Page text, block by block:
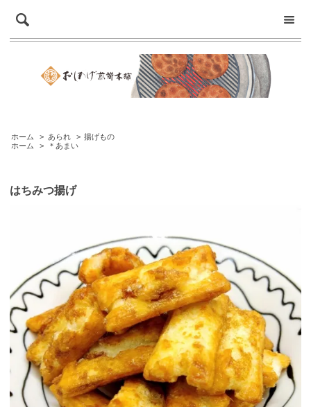
ホーム > あられ > 揚げもの
ホーム
> ＊あまい
はちみつ揚げ